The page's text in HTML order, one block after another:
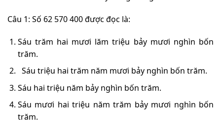
Câu 1: Số 62 570 400 được đọc là:
Sáu trăm hai mươi lăm triệu bảy mươi nghìn bốn
trăm.
Sáu triệu hai trăm năm mươi bảy nghìn bốn trăm.
Sáu hai triệu năm bảy nghìn bốn trăm.
Sáu mươi hai triệu năm trăm bảy mươi nghìn bốn
trăm.